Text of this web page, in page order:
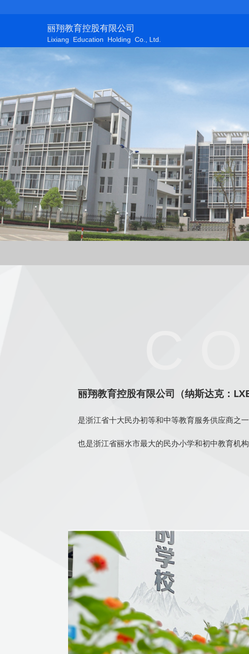
丽翔教育控股有限公司
Lixiang Education Holding Co., Ltd.
丽翔教育控股有限公司（纳斯达克：
是浙江省十大民办初等和中等教育服务供应商之一
也是浙江省丽水市最大的民办小学和初中教育机